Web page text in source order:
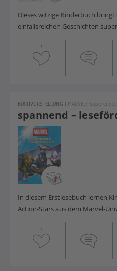
Dieses witzige Kinderbuch
einfallsreichen Geschichten
1
spannend –
BUCHVORSTELLUNG | MARVEL:
In diesem Erstlesebuch lernen
Action-Stars aus dem Marvel-
1